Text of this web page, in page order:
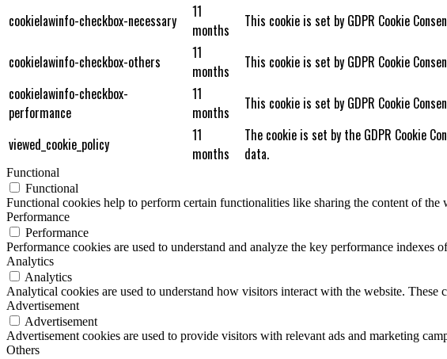
cookielawinfo-checkbox-necessary
11
months
This cookie is set by GDPR Cookie
cookielawinfo-checkbox-others
11
months
This cookie is set by GDPR Cookie
cookielawinfo-checkbox-
performance
11
months
This cookie is set by GDPR Cookie
viewed_cookie_policy
11
months
The cookie is set by the GDPR Cookie
data.
Functional
Functional
Functional cookies help to perform certain functionalities like sharing the content of
Performance
Performance
Performance cookies are used to understand and analyze the key performance
Analytics
Analytics
Analytical cookies are used to understand how visitors interact with the website.
Advertisement
Advertisement
Advertisement cookies are used to provide visitors with relevant ads and marketing
Others